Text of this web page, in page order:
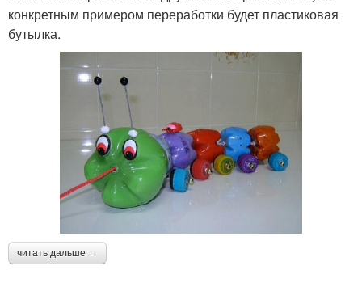
конкретным примером переработки будет пластиковая
бутылка.
читать дальше →